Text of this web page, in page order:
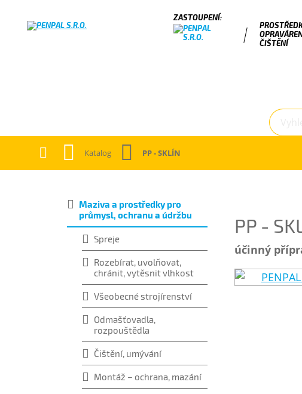
ČIŠTĚNÍ
Katalog PP - SKLÍN
PP -
účinný
Maziva a prostředky pro
průmysl, ochranu a údržbu
Spreje
Rozebírat, uvolňovat,
chránit, vytěsnit vlhkost
Všeobecné strojírenství
Odmašťovadla,
rozpouštědla
Čištění, umývání
Montáž – ochrana, mazání